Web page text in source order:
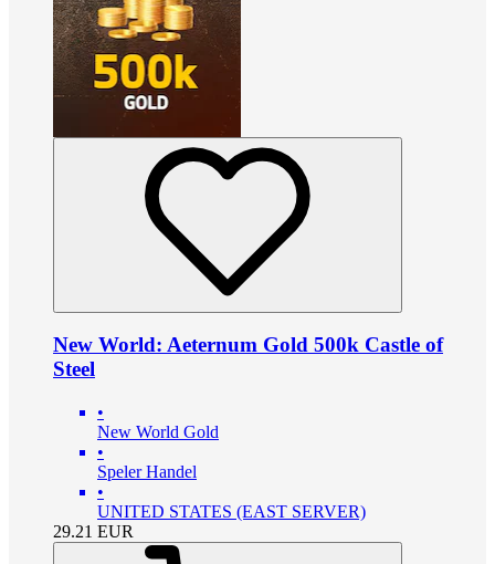
New World: Aeternum Gold 500k Castle of
Steel
•
New World Gold
•
Speler Handel
•
UNITED STATES (EAST SERVER)
29.21 EUR